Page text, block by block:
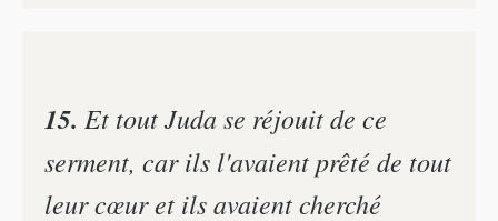
15. Et tout Juda se réjouit de ce
serment, car ils l'avaient prêté de tout
leur cœur et ils avaient cherché